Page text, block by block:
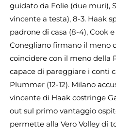
guidato da Folie (due muri),
vincente a testa), 8-3. Haak
padrone di casa (8-4), Cook
Conegliano firmano il meno
coincidere con il meno della
capace di pareggiare i conti
Plummer (12-12). Milano
vincente di Haak costringe
out sul primo vantaggio
permette alla Vero Volley di